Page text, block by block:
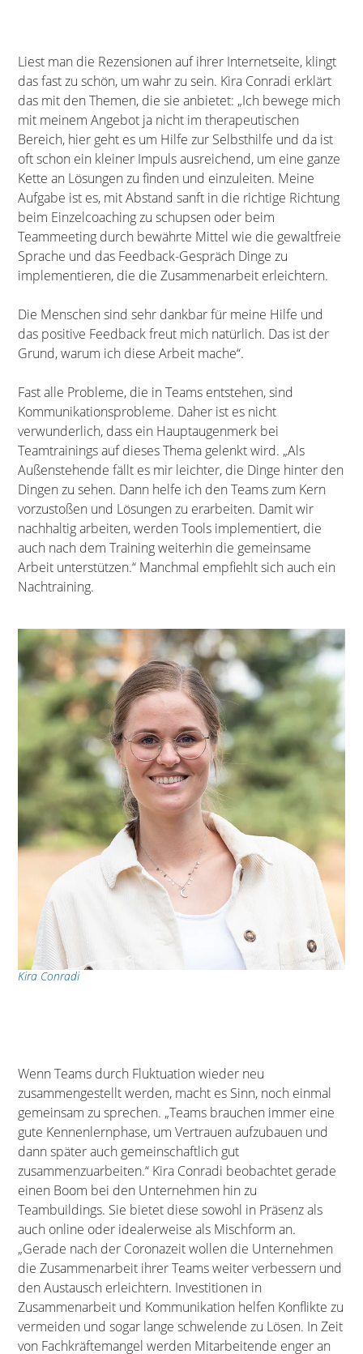
Liest man die Rezensionen auf ihrer Internetseite, klingt
das fast zu schön, um wahr zu sein. Kira Conradi erklärt
das mit den Themen, die sie anbietet: „Ich bewege mich
mit meinem Angebot ja nicht im therapeutischen
Bereich, hier geht es um Hilfe zur Selbsthilfe und da ist
oft schon ein kleiner Impuls ausreichend, um eine ganze
Kette an Lösungen zu finden und einzuleiten. Meine
Aufgabe ist es, mit Abstand sanft in die richtige Richtung
beim Einzelcoaching zu schupsen oder beim
Teammeeting durch bewährte Mittel wie die gewaltfreie
Sprache und das Feedback-Gespräch Dinge zu
implementieren, die die Zusammenarbeit erleichtern.
Die Menschen sind sehr dankbar für meine Hilfe und
das positive Feedback freut mich natürlich. Das ist der
Grund, warum ich diese Arbeit mache“.
Fast alle Probleme, die in Teams entstehen, sind
Kommunikationsprobleme. Daher ist es nicht
verwunderlich, dass ein Hauptaugenmerk bei
Teamtrainings auf dieses Thema gelenkt wird. „Als
Außenstehende fällt es mir leichter, die Dinge hinter den
Dingen zu sehen. Dann helfe ich den Teams zum Kern
vorzustoßen und Lösungen zu erarbeiten. Damit wir
nachhaltig arbeiten, werden Tools implementiert, die
auch nach dem Training weiterhin die gemeinsame
Arbeit unterstützen.“ Manchmal empfiehlt sich auch ein
Nachtraining.
Kira Conradi
Wenn Teams durch Fluktuation wieder neu
zusammengestellt werden, macht es Sinn, noch einmal
gemeinsam zu sprechen. „Teams brauchen immer eine
gute Kennenlernphase, um Vertrauen aufzubauen und
dann später auch gemeinschaftlich gut
zusammenzuarbeiten.“ Kira Conradi beobachtet gerade
einen Boom bei den Unternehmen hin zu
Teambuildings. Sie bietet diese sowohl in Präsenz als
auch online oder idealerweise als Mischform an.
„Gerade nach der Coronazeit wollen die Unternehmen
die Zusammenarbeit ihrer Teams weiter verbessern und
den Austausch erleichtern. Investitionen in
Zusammenarbeit und Kommunikation helfen Konflikte zu
vermeiden und sogar lange schwelende zu Lösen. In Zeit
von Fachkräftemangel werden Mitarbeitende enger an